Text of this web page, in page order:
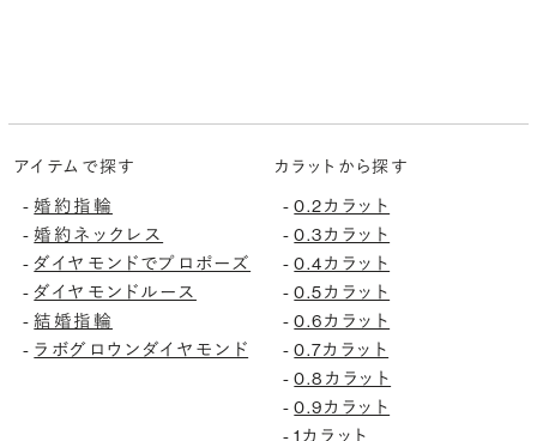
アイテムで探す
-婚約指輪
-婚約ネックレス
-ダイヤモンドでプロポーズ
-ダイヤモンドルース
-結婚指輪
- ラボグロウンダイヤモンド
カラットから探す
-0.2カラット
-0.3カラット
-0.4カラット
-0.5カラット
-0.6カラット
-0.7カラット
-0.8カラット
-0.9カラット
-1カラット